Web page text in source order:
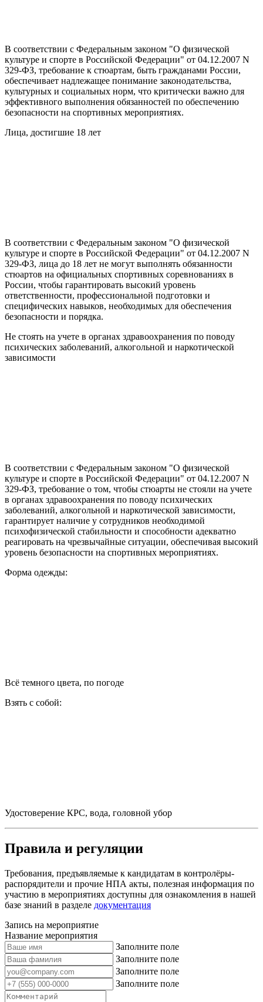
В соответствии с Федеральным законом "О физической
культуре и спорте в Российской Федерации" от 04.12.2007 N
329-ФЗ, требование к стюартам, быть гражданами России,
обеспечивает надлежащее понимание законодательства,
культурных и социальных норм, что критически важно для
эффективного выполнения обязанностей по обеспечению
безопасности на спортивных мероприятиях.
Лица, достигшие 18 лет
В соответствии с Федеральным законом "О физической
культуре и спорте в Российской Федерации" от 04.12.2007 N
329-ФЗ, лица до 18 лет не могут выполнять обязанности
стюартов на официальных спортивных соревнованиях в
России, чтобы гарантировать высокий уровень
ответственности, профессиональной подготовки и
специфических навыков, необходимых для обеспечения
безопасности и порядка.
Не стоять на учете в органах здравоохранения по поводу
психических заболеваний, алкогольной и наркотической
зависимости
В соответствии с Федеральным законом "О физической
культуре и спорте в Российской Федерации" от 04.12.2007 N
329-ФЗ, требование о том, чтобы стюарты не стояли на учете
в органах здравоохранения по поводу психических
заболеваний, алкогольной и наркотической зависимости,
гарантирует наличие у сотрудников необходимой
психофизической стабильности и способности адекватно
реагировать на чрезвычайные ситуации, обеспечивая высокий
уровень безопасности на спортивных мероприятиях.
Форма одежды:
Всё темного цвета, по погоде
Взять с собой:
Удостоверение КРС, вода, головной убор
Правила и регуляции
Требования, предъявляемые к кандидатам в контролёры-
распорядители и прочие НПА акты, полезная информация по
участию в мероприятиях доступны для ознакомления в нашей
базе знаний в разделе документация
Запись на мероприятие
Название мероприятия
Заполните поле
Заполните поле
Заполните поле
Заполните поле